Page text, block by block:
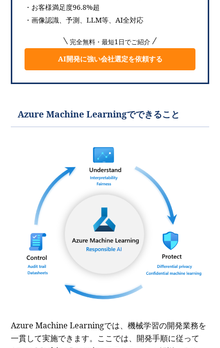
・お客様満足度96.8%超
・画像認識、予測、LLM等、AI全対応
完全無料・最短1日でご紹介
AI開発に強い会社選定を依頼する
Azure Machine Learningでできること
Azure Machine Learningでは、機械学習の開発業務を
一貫して実施できます。ここでは、開発手順に従って